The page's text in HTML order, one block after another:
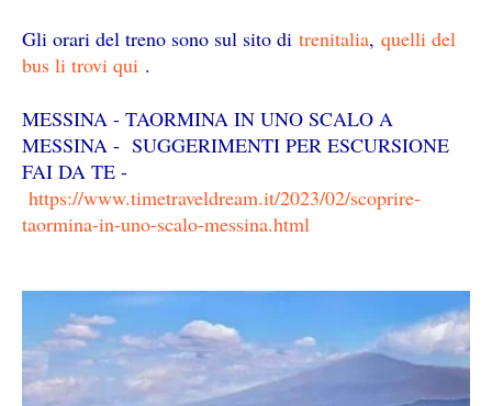
Gli orari del treno sono sul sito di trenitalia, quelli del
bus li trovi qui .
MESSINA - TAORMINA IN UNO SCALO A
MESSINA - SUGGERIMENTI PER ESCURSIONE
FAI DA TE -
https://www.timetraveldream.it/2023/02/scoprire-
taormina-in-uno-scalo-messina.html